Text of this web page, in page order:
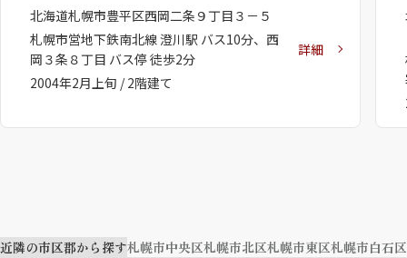
北海道札幌市豊平区西岡二条９丁目３－５
札幌市営地下鉄南北線 澄川駅 バス10分、西
岡３条８丁目 バス停 徒歩2分
2004年2月上旬 / 2階建て
詳細
近隣の市区郡から探す札幌市中央区札幌市北区札幌市東区札幌市白石区